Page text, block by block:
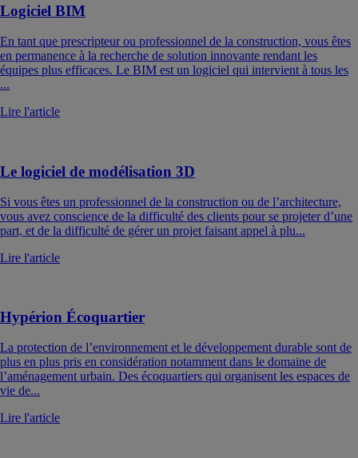
Logiciel BIM
En tant que prescripteur ou professionnel de la construction, vous êtes
en permanence à la recherche de solution innovante rendant les
équipes plus efficaces. Le BIM est un logiciel qui intervient à tous les
...
Lire l'article
Le logiciel de modélisation 3D
Si vous êtes un professionnel de la construction ou de l’architecture,
vous avez conscience de la difficulté des clients pour se projeter d’une
part, et de la difficulté de gérer un projet faisant appel à plu...
Lire l'article
Hypérion Écoquartier
La protection de l’environnement et le développement durable sont de
plus en plus pris en considération notamment dans le domaine de
l’aménagement urbain. Des écoquartiers qui organisent les espaces de
vie de...
Lire l'article